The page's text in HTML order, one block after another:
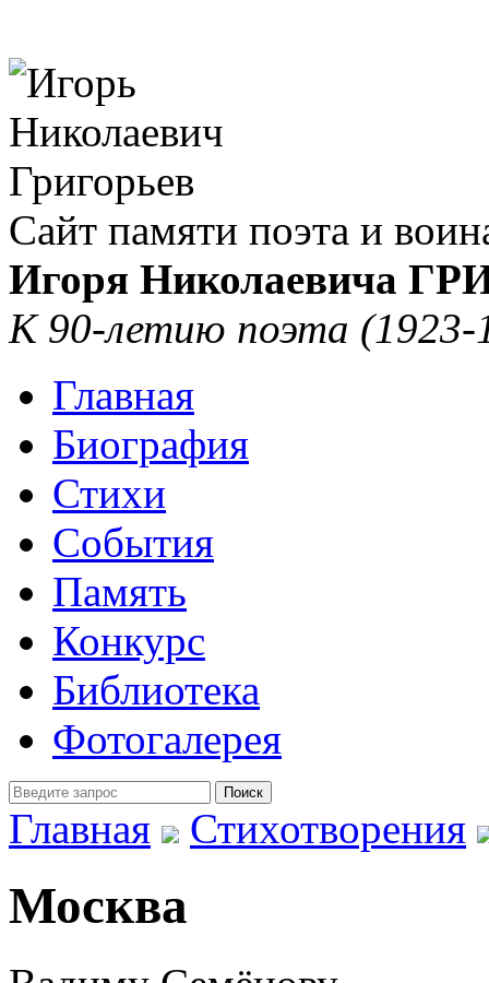
Сайт памяти поэта и
Игоря Николаевича
К 90-летию поэта (1923-
Главная
Биография
Стихи
События
Память
Конкурс
Библиотека
Фотогалерея
Главная
Стихотворения
Москва